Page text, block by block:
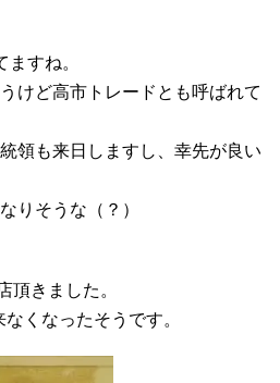
すね。
けど高市トレードとも呼ばれて
領も来日しますし、幸先が良い
りそうな（？）
頂きました。
くなったそうです。